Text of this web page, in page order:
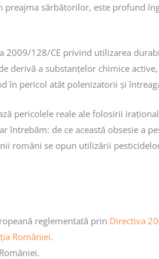
sărbătorilor, este profund
2009/128/CE privind utilizarea
derivă a substanțelor chimice
în pericol atât polenizatorii și
pericolele reale ale folosirii
de ce această obsesie a
români se opun utilizării
reglementată prin Directiva
României.